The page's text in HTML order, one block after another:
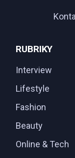
RUBRIKY
Interview
Lifestyle
Fashion
Beauty
Online & Tech